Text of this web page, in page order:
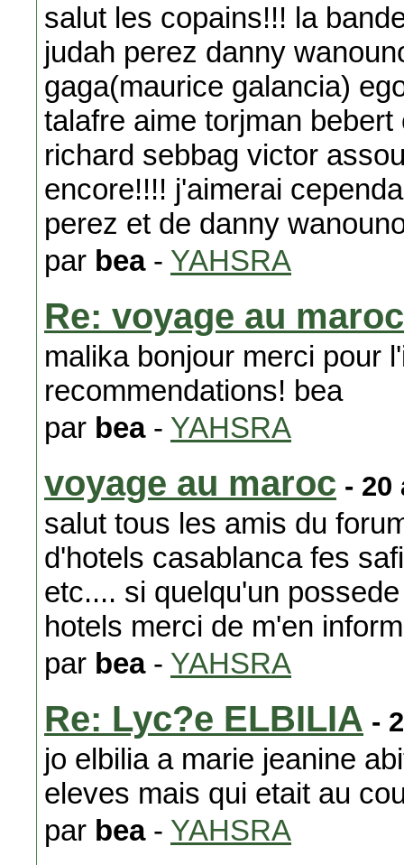
salut les copains!!! la
judah perez danny
gaga(maurice galancia)
talafre aime torjman
richard sebbag victor
encore!!!! j'aimerai
perez et de danny
par bea- YAHSRA
Re: voyage au maroc
malika bonjour merci pour
recommendations! bea
par bea- YAHSRA
voyage au maroc - 20
salut tous les amis du
d'hotels casablanca fes
etc.... si quelqu'un
hotels merci de m'en
par bea- YAHSRA
Re: Lyc?e ELBILIA -
jo elbilia a marie jeanine
eleves mais qui etait au
par bea- YAHSRA